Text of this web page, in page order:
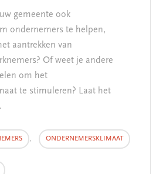
gemeente ook
ondernemers te helpen,
aantrekken van
Of weet je andere
om het
te stimuleren? Laat het
, ONDERNEMERSKLIMAAT